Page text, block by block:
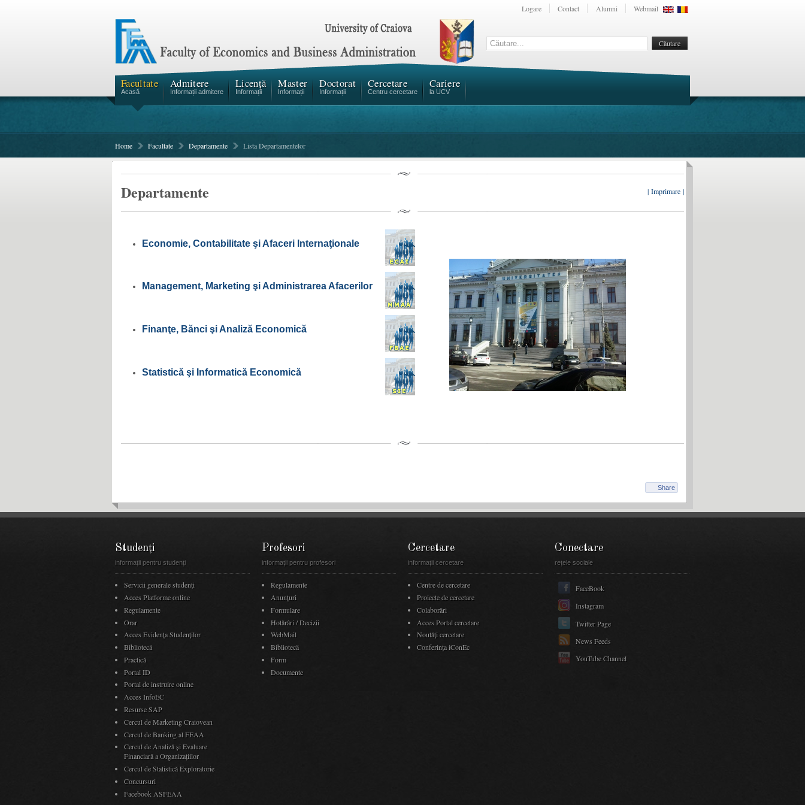
Logare Contact Alumni Webmail
Facultate
Acasă
Admitere
Informații admitere
Licență
Informații
Master
Informații
Doctorat
Informații
Cercetare
Centru cercetare
Cariere
la UCV
Home Facultate Departamente Lista Departamentelor
| Imprimare |
Departamente
Economie, Contabilitate şi Afaceri Internaţionale
Management, Marketing şi Administrarea Afacerilor
Finanţe, Bănci şi Analiză Economică
Statistică şi Informatică Economică
Share
Studenți
informații pentru studenți
Servicii generale studenți
Acces Platforme online
Regulamente
Orar
Acces Evidenţa Studenţilor
Bibliotecă
Practică
Portal ID
Portal de instruire online
Acces InfoEC
Resurse SAP
Cercul de Marketing Craiovean
Cercul de Banking al FEAA
Cercul de Analiză și Evaluare
Financiară a Organizațiilor
Cercul de Statistică Exploratorie
Concursuri
Facebook ASFEAA
Profesori
informații pentru profesori
Regulamente
Anunţuri
Formulare
Hotărâri / Decizii
WebMail
Bibliotecă
Form
Documente
Cercetare
informații cercetare
Centre de cercetare
Proiecte de cercetare
Colaborări
Acces Portal cercetare
Noutăţi cercetare
Conferința iConEc
Conectare
rețele sociale
FaceBook
Instagram
Twitter Page
News Feeds
YouTube Channel